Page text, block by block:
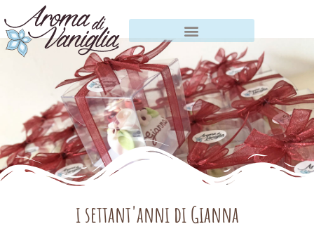
al
contenuto
i settant'anni di Gianna